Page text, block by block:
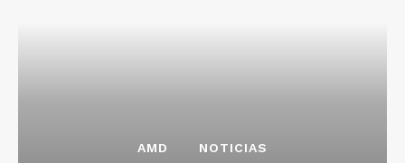
AMD NOTICIAS